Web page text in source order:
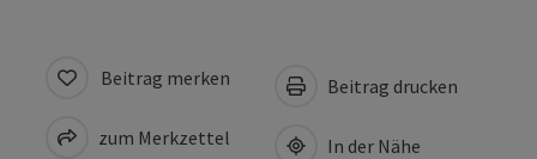
Beitrag merken
zum Merkzettel
Beitrag drucken
In der Nähe